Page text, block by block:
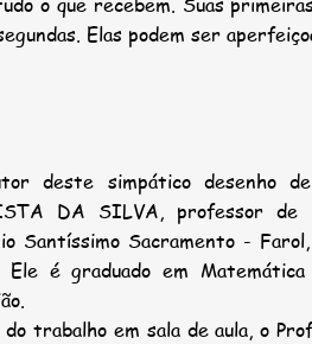
Elas podem ser
deste simpático desenho
DA SILVA, professor de
Santíssimo Sacramento -
Ele é graduado em
do trabalho em sala de aula, o